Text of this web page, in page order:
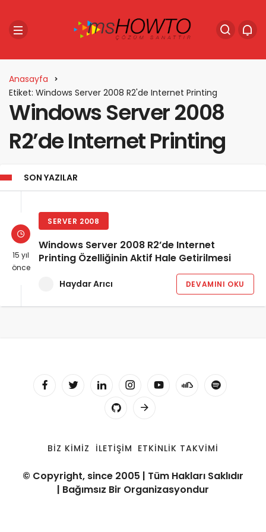
Anasayfa
Etiket: Windows Server 2008 R2'de Internet Printing
Windows Server 2008
R2’de Internet Printing
SON YAZILAR
15 yıl
önce
SERVER 2008
Windows Server 2008 R2’de Internet
Printing Özelliğinin Aktif Hale Getirilmesi
Haydar Arıcı DEVAMINI OKU
BIZ KIMIZ İLETIŞIM ETKINLIK TAKVIMI
© Copyright, since 2005 | Tüm Hakları Saklıdır
| Bağımsız Bir Organizasyondur